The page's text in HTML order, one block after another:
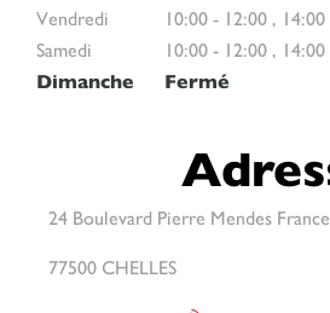
Vendredi
10:00 - 12:00 , 14:00
Samedi
10:00 - 12:00 , 14:00
Dimanche
Fermé
24 Boulevard Pierre Mendes
77500 CHELLES